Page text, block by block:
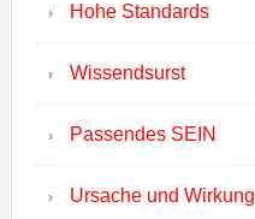
Hohe Standards
Wissendsurst
Passendes SEIN
Ursache und Wirkung